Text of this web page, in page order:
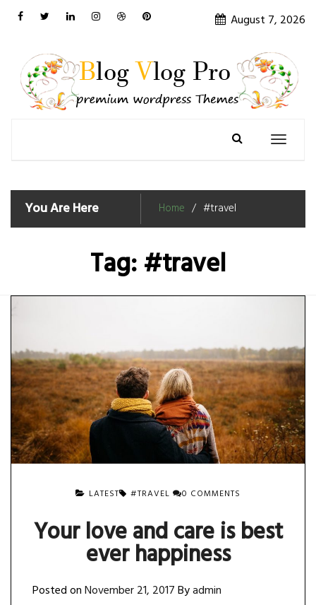
August 7, 2026
Toggle
navigation
You Are Here Home #travel
Tag:#travel
LATEST #TRAVEL 0 COMMENTS
AND
CARE
Your love and care is best
ever happiness
Posted onNovember 21, 2017Byadmin